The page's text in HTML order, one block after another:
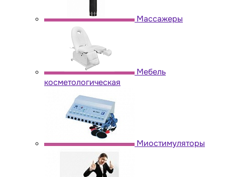
Массажеры
Мебель
косметологическая
Миостимуляторы